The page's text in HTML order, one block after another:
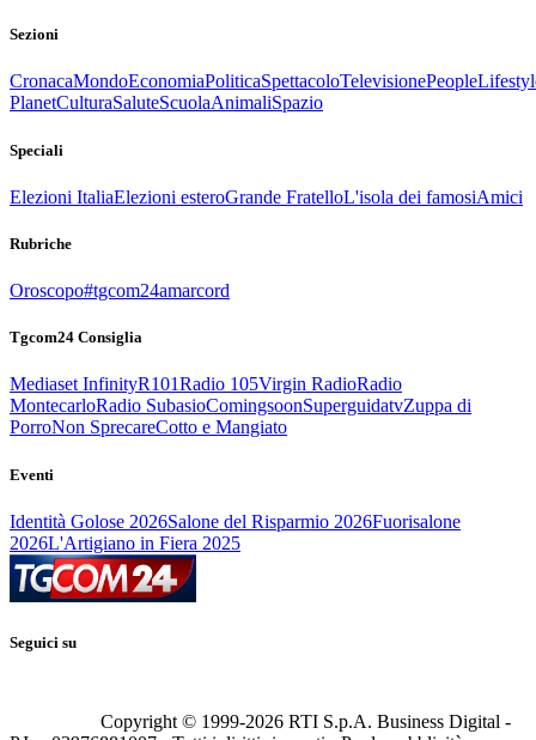
Sezioni
CronacaMondoEconomiaPoliticaSpettacoloTelevisionePeople
PlanetCulturaSaluteScuolaAnimaliSpazio
Speciali
Elezioni ItaliaElezioni esteroGrande FratelloL'isola dei famosiAmici
Rubriche
Oroscopo#tgcom24amarcord
Tgcom24 Consiglia
Mediaset InfinityR101Radio 105Virgin RadioRadio
MontecarloRadio SubasioComingsoonSuperguidatvZuppa di
PorroNon SprecareCotto e Mangiato
Eventi
Identità Golose 2026Salone del Risparmio 2026Fuorisalone
2026L'Artigiano in Fiera 2025
Seguici su
Copyright © 1999-2026 RTI S.p.A. Business Digital -